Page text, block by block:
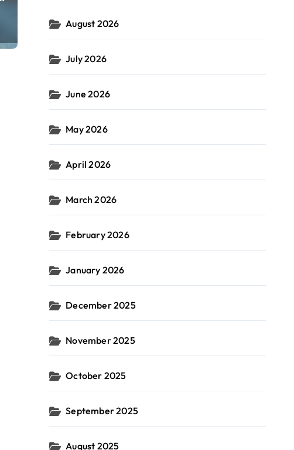
August 2026
July 2026
June 2026
May 2026
April 2026
March 2026
February 2026
January 2026
December 2025
November 2025
October 2025
September 2025
August 2025